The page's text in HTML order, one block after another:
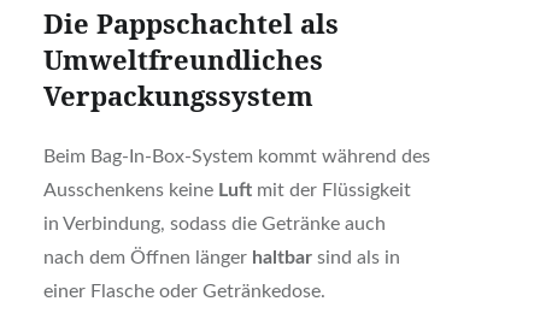
Die Pappschachtel als
Umweltfreundliches
Verpackungssystem
Beim Bag-In-Box-System kommt während des
Ausschenkens keine Luft mit der Flüssigkeit
in Verbindung, sodass die Getränke auch
nach dem Öffnen länger haltbar sind als in
einer Flasche oder Getränkedose.